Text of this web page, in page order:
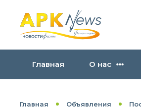
Главная О нас
Главная Объявления